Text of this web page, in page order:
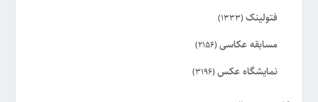
فتولینک (1333)
مسابقه عکاسی (2156)
نمایشگاه عکس (3196)